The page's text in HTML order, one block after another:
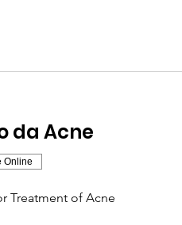
da Acne
Online
Treatment of Acne